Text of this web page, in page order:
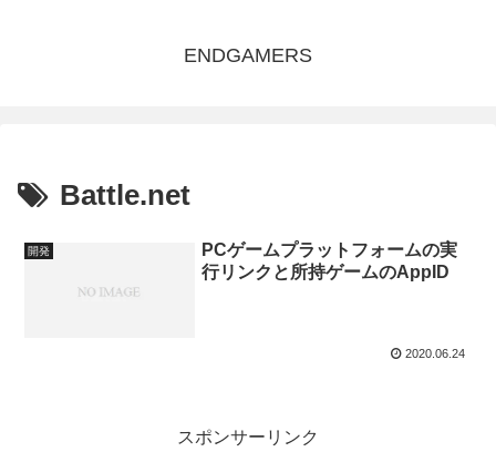
ENDGAMERS
Battle.net
開発
PCゲームプラットフォームの実
行リンクと所持ゲームのAppID
2020.06.24
スポンサーリンク